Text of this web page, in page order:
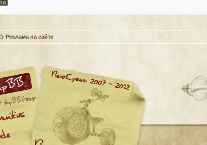
Реклама на сайте